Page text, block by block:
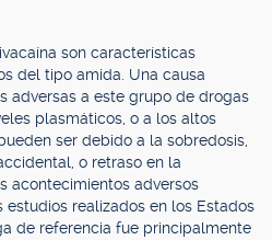
son características
del tipo amida. Una causa
adversas a este grupo de drogas
plasmáticos, o a los altos
ser debido a la sobredosis,
o retraso en la
acontecimientos adversos
realizados en los Estados
de referencia fue principalmente